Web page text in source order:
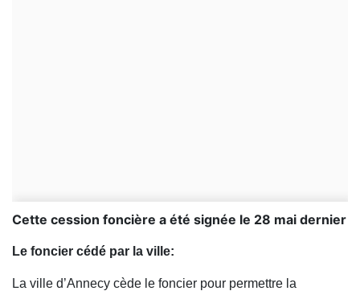
Cette cession foncière a été signée le 28 mai dernier
Le foncier cédé par la ville:
La ville d’Annecy cède le foncier pour permettre la